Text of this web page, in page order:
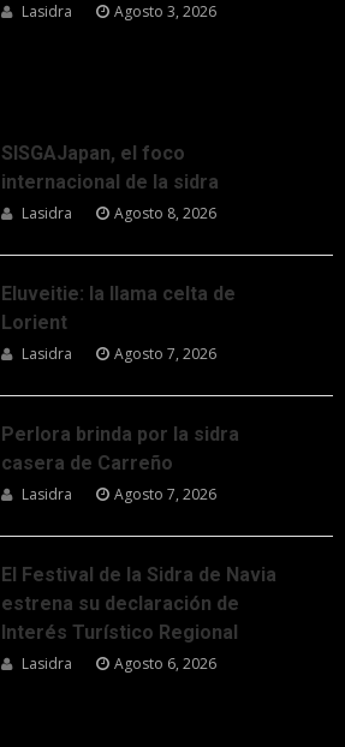
Lasidra Agosto 3, 2026
SISGAJapan, el foco
internacional de la sidra
Lasidra Agosto 8, 2026
Eluveitie: la llama celta de
Lorient
Lasidra Agosto 7, 2026
Perlora brinda por la sidra
casera de Carreño
Lasidra Agosto 7, 2026
El Festival de la Sidra de Navia
estrena su declaración de
Interés Turístico Regional
Lasidra Agosto 6, 2026